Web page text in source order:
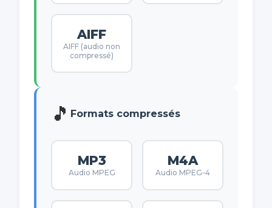
AIFF
AIFF (audio non
compressé)
🎵 Formats compressés
MP3
Audio MPEG
M4A
Audio MPEG‑4